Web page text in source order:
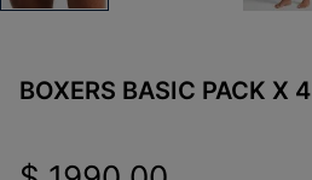
BOXERS BASIC PACK X 4